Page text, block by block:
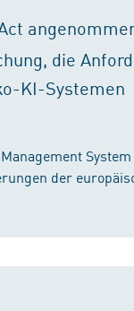
die
KI-Systemen
der